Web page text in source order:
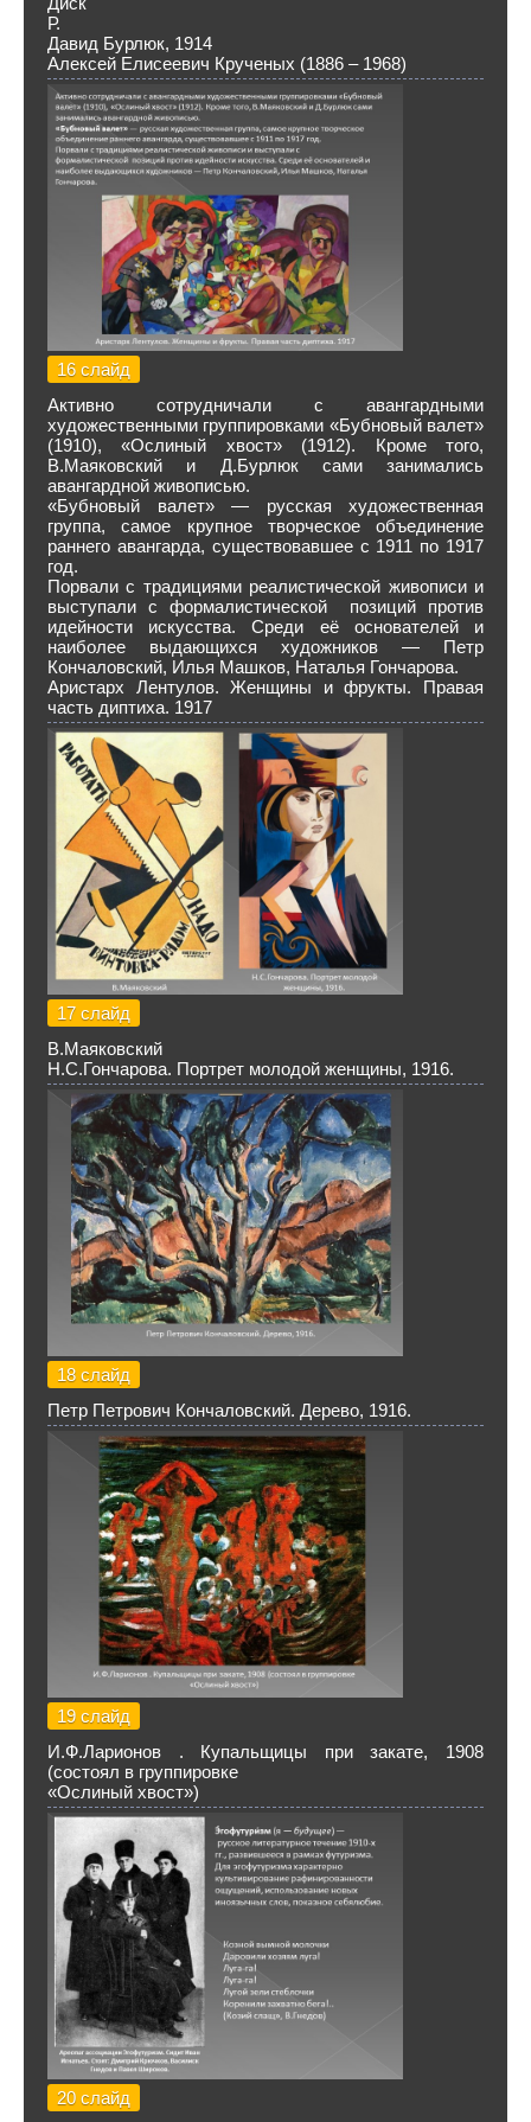
Р.
Давид Бурлюк, 1914
Алексей Елисеевич Крученых (1886 – 1968)
16 слайд
Активно сотрудничали с авангардными
художественными группировками «Бубновый валет»
(1910), «Ослиный хвост» (1912). Кроме того,
В.Маяковский и Д.Бурлюк сами занимались
авангардной живописью.
«Бубновый валет» — русская художественная
группа, самое крупное творческое объединение
раннего авангарда, существовавшее с 1911 по 1917
год.
Порвали с традициями реалистической живописи и
выступали с формалистической позиций против
идейности искусства. Среди её основателей и
наиболее выдающихся художников — Петр
Кончаловский, Илья Машков, Наталья Гончарова.
Аристарх Лентулов. Женщины и фрукты. Правая
часть диптиха. 1917
17 слайд
В.Маяковский
Н.С.Гончарова. Портрет молодой женщины, 1916.
18 слайд
Петр Петрович Кончаловский. Дерево, 1916.
19 слайд
И.Ф.Ларионов . Купальщицы при закате, 1908
(состоял в группировке
«Ослиный хвост»)
20 слайд